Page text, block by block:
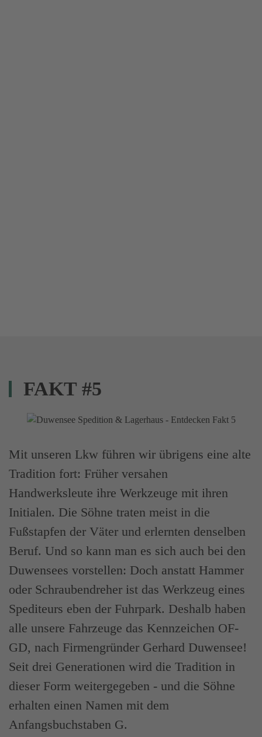
FAKT #5
Mit unseren Lkw führen wir übrigens eine alte
Tradition fort: Früher versahen
Handwerksleute ihre Werkzeuge mit ihren
Initialen. Die Söhne traten meist in die
Fußstapfen der Väter und erlernten denselben
Beruf. Und so kann man es sich auch bei den
Duwensees vorstellen: Doch anstatt Hammer
oder Schraubendreher ist das Werkzeug eines
Spediteurs eben der Fuhrpark. Deshalb haben
alle unsere Fahrzeuge das Kennzeichen OF-
GD, nach Firmengründer Gerhard Duwensee!
Seit drei Generationen wird die Tradition in
dieser Form weitergegeben - und die Söhne
erhalten einen Namen mit dem
Anfangsbuchstaben G.